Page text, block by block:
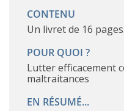
CONTENU
Un livret de 16 pages.
POUR QUOI ?
Lutter efficacement contre toutes les formes de
maltraitances
EN RÉSUMÉ...